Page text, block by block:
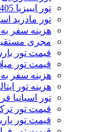
تور ایبیزیا 1405
تور مادرید
هزینه سفر
مجری مستقیم
قیمت تور
قیمت تور
هزینه سفر
هزینه تور
تور اسپانیا
قیمت تور
قیمت تور